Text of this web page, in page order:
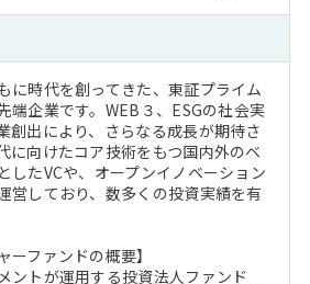
に時代を創ってきた、東証プライム
端企業です。WEB３、ESGの社会実
創出により、さらなる成長が期待さ
に向けたコア技術をもつ国内外のベ
したVCや、オープンイノベーション
営しており、数多くの投資実績を有
ーファンドの概要】
ントが運用する投資法人ファンド